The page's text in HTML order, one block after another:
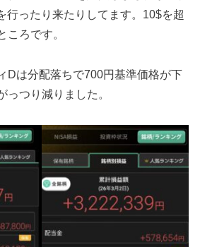
行ったり来たりしてます。10$を超
ころです。
Dは分配落ちで700円基準価格が下
っつり減りました。